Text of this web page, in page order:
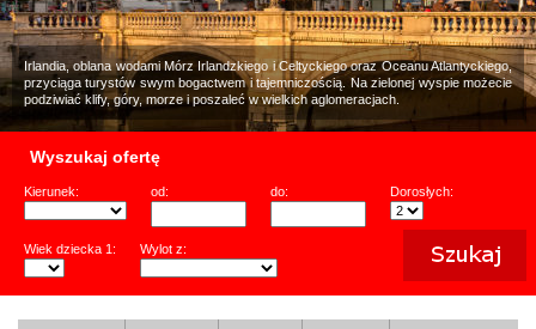
Irlandia, oblana wodami Mórz Irlandzkiego i Celtyckiego oraz Oceanu Atlantyckiego,
przyciąga turystów swym bogactwem i tajemniczością. Na zielonej wyspie możecie
podziwiać klify, góry, morze i poszaleć w wielkich aglomeracjach.
Wyszukaj ofertę
Kierunek: od: do: Dorosłych:
Wiek dziecka 1: Wylot z: